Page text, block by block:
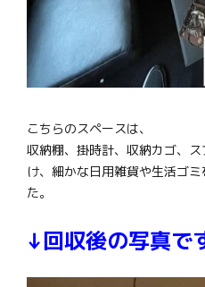
こちらのスペースは、
収納棚、掛時計、収納カゴ、
け、細かな日用雑貨や生活ゴ
た。
↓回収後の写真で